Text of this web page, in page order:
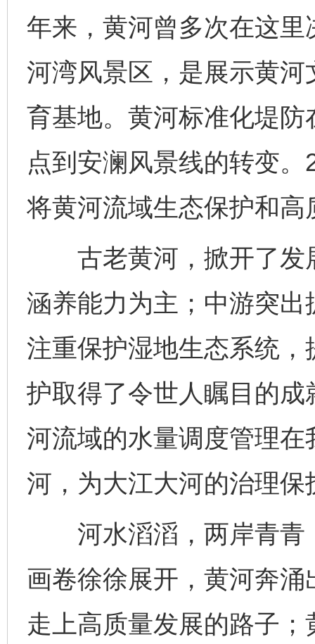
年来，黄河曾多次在这
河湾风景区，是展示黄
育基地。黄河标准化堤
点到安澜风景线的转变
将黄河流域生态保护和
古老黄河，掀开了发
涵养能力为主；中游突
注重保护湿地生态系统
护取得了令世人瞩目的
河流域的水量调度管理
河，为大江大河的治理保
河水滔滔，两岸青青
画卷徐徐展开，黄河奔
走上高质量发展的路子